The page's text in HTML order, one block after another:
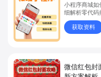
小程序商城如
细解析零代码
商城、商城
品上架、全渠
货新模式。
获取资料
微信红包封